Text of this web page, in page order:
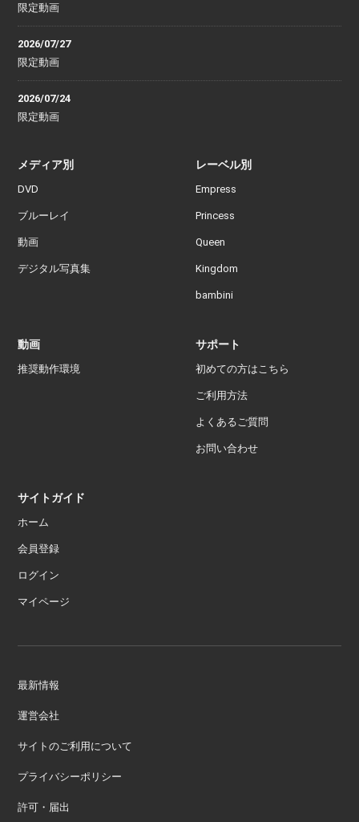
限定動画
2026/07/27
限定動画
2026/07/24
限定動画
メディア別
DVD
ブルーレイ
動画
デジタル写真集
レーベル別
Empress
Princess
Queen
Kingdom
bambini
動画
推奨動作環境
サポート
初めての方はこちら
ご利用方法
よくあるご質問
お問い合わせ
サイトガイド
ホーム
会員登録
ログイン
マイページ
最新情報
運営会社
サイトのご利用について
プライバシーポリシー
許可・届出